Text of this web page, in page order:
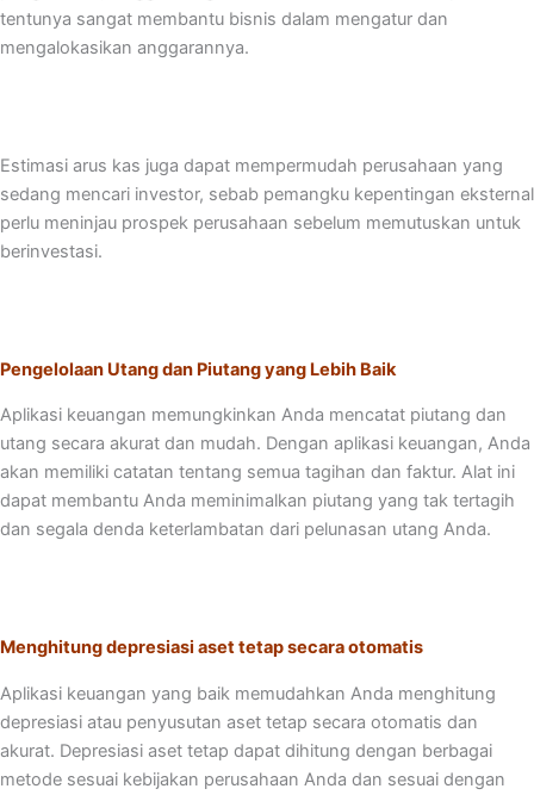
tentunya sangat membantu bisnis dalam mengatur dan
mengalokasikan anggarannya.
Estimasi arus kas juga dapat mempermudah perusahaan yang
sedang mencari investor, sebab pemangku kepentingan eksternal
perlu meninjau prospek perusahaan sebelum memutuskan untuk
berinvestasi.
Pengelolaan Utang dan Piutang yang Lebih Baik
Aplikasi keuangan memungkinkan Anda mencatat piutang dan
utang secara akurat dan mudah. Dengan aplikasi keuangan, Anda
akan memiliki catatan tentang semua tagihan dan faktur. Alat ini
dapat membantu Anda meminimalkan piutang yang tak tertagih
dan segala denda keterlambatan dari pelunasan utang Anda.
Menghitung depresiasi aset tetap secara otomatis
Aplikasi keuangan yang baik memudahkan Anda menghitung
depresiasi atau penyusutan aset tetap secara otomatis dan
akurat. Depresiasi aset tetap dapat dihitung dengan berbagai
metode sesuai kebijakan perusahaan Anda dan sesuai dengan